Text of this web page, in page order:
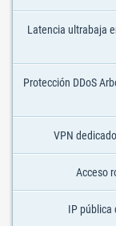
Latencia ultrabaja
Protección DDoS
VPN
Acceso
IP pública